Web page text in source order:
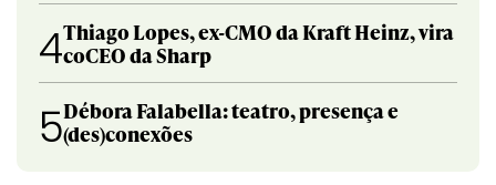
4Thiago Lopes, ex-CMO da Kraft Heinz, vira
coCEO da Sharp
5Débora Falabella: teatro, presença e
(des)conexões